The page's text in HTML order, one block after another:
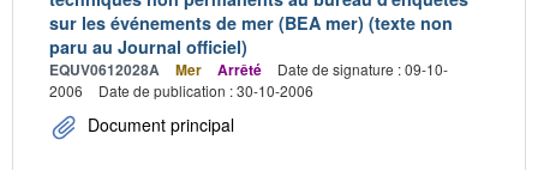
sur les événements de mer (BEA mer) (texte non
paru au Journal officiel)
EQUV0612028A Mer Arrêté
Date de signature : 09-10-
2006
Date de publication : 30-10-2006
Document principal